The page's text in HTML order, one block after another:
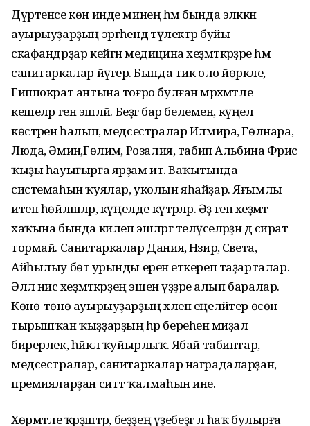
Дүртенсе көн инде минең һәм бында эләккән
ауырыуҙарҙың эргәһендә тәүлектәр буйы
скафандрҙар кейгән медицина хеҙмәткәрҙәре һәм
санитаркалар йүгерә. Бында тик оло йөрәкле,
Гиппократ антына тоғро булған мәрхәмәтле
кешеләр генә эшләй. Беҙгә бар белемен, күңел
көстәрен һалып, медсестралар Илмира, Гөлнара,
Люда, Әминә,Гөлимә, Розалия, табип Альбина Фәрис
ҡыҙы һауығырға ярҙам итә. Ваҡытында
системаһын ҡуялар, уколын яһайҙар. Яғымлы
итеп һөйләшәләр, күңелде күтәрәләр. Әҙ генә хеҙмәт
хаҡына бында килеп эшләргә теләүселәрҙән дә сират
тормай. Санитаркалар Дания, Нәзирә, Света,
Айһылыу бөтә урынды еренә еткереп таҙарталар.
Әллә нисә хеҙмәткәрҙең эшен үҙҙәре алып баралар.
Көнө-төнө ауырыуҙарҙың хәлен еңеләйтер өсөн
тырышҡан ҡыҙҙарҙың һәр береһенә миҙал
бирерлек, һәйкәл ҡуйырлыҡ. Ябай табиптар,
медсестралар, санитаркалар наградаларҙан,
премияларҙан ситтә ҡалмаһын ине.
Хөрмәтле ҡәрҙәштәр, беҙҙең үҙебеҙгә лә һаҡ булырға